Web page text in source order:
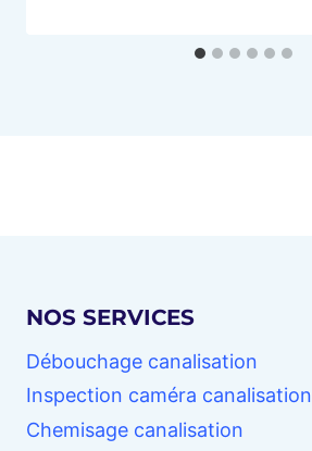
NOS SERVICES
Débouchage canalisation
Inspection caméra canalisation
Chemisage canalisation